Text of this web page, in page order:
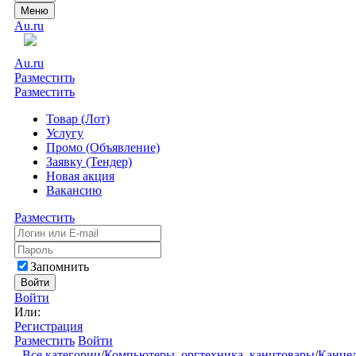
Меню
Au.ru
Au.ru
Разместить
Разместить
Товар (Лот)
Услугу
Промо (Объявление)
Заявку (Тендер)
Новая акция
Вакансию
Разместить
Запомнить
Войти
Войти
Или:
Регистрация
Разместить Войти